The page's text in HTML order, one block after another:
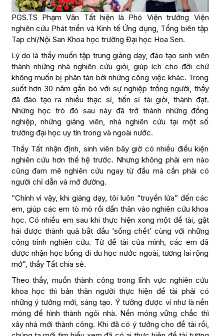
PGS.TS Phạm Văn Tất hiện là Phó Viện trưởng Viện
nghiên cứu Phát triển và Kinh tế Ứng dụng, Tổng biên tập
Tap chí/Nội San Khoa học trường Đại học Hoa Sen.
Lý do là thầy muốn tập trung giảng dạy, đào tạo sinh viên
thành những nhà nghiên cứu giỏi, giúp ích cho đời chứ
không muốn bị phân tán bởi những công việc khác. Trong
suốt hơn 30 năm gắn bó với sự nghiệp trồng người, thầy
đã đào tạo ra nhiều thạc sĩ, tiến sĩ tài giỏi, thành đạt.
Những học trò đó sau này đã trở thành những đồng
nghiệp, những giảng viên, nhà nghiên cứu tại một số
trường đại học uy tín trong và ngoài nước.
Thầy Tất nhận định, sinh viên bây giờ có nhiều điều kiện
nghiên cứu hơn thế hệ trước. Nhưng không phải em nào
cũng đam mê nghiên cứu ngay từ đầu mà cần phải có
người chỉ dẫn và mở đường.
“Chính vì vậy, khi giảng dạy, tôi luôn “truyền lửa” đến các
em, giúp các em tò mò rồi dấn thân vào nghiên cứu khoa
học. Có nhiều em sau khi thực hiện xong một đề tài, gặt
hái được thành quả bắt đầu ‘sống chết’ cùng với những
công trình nghiên cứu. Từ đề tài của mình, các em đã
được nhận học bổng đi du học nước ngoài, tương lai rộng
mở”, thầy Tất chia sẻ.
Theo thầy, muốn thành công trong lĩnh vực nghiên cứu
khoa học thì bản thân người thực hiện đề tài phải có
những ý tưởng mới, sáng tạo. Ý tưởng được ví như là nền
móng để hình thành ngôi nhà. Nền móng vững chắc thì
xây nhà mới thành công. Khi đã có ý tưởng cho đề tài rồi,